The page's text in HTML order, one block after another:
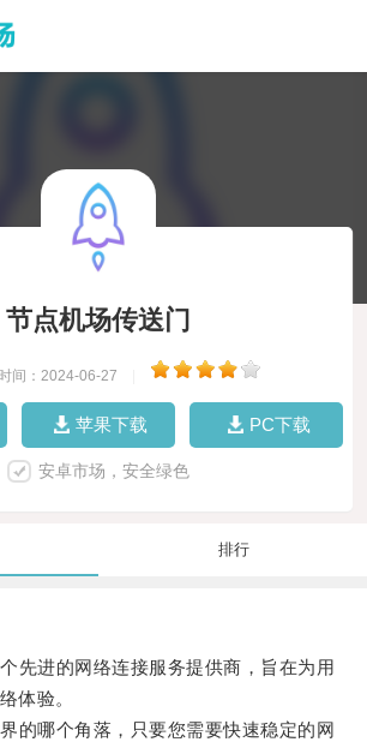
节点机场传送门
时间：2024-06-27
苹果下载 PC下载
安卓市场，安全绿色
排行
进的网络连接服务提供商，旨在为用
体验。
哪个角落，只要您需要快速稳定的网